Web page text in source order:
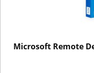
Microsoft Remote